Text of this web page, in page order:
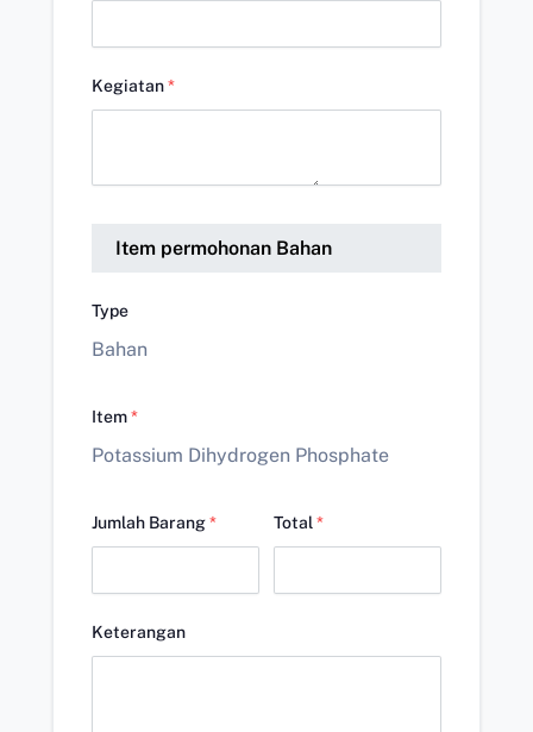
Kegiatan*
Item permohonan Bahan
Type
Bahan
Item*
Potassium Dihydrogen Phosphate
Jumlah Barang* Total *
Keterangan